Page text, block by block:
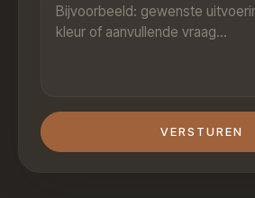
VERSTUREN